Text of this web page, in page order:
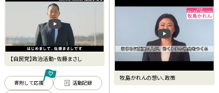
【自民党】政治活動・佐藤まさし
寄附して応援 活動記録
牧島かれんの想い、政策